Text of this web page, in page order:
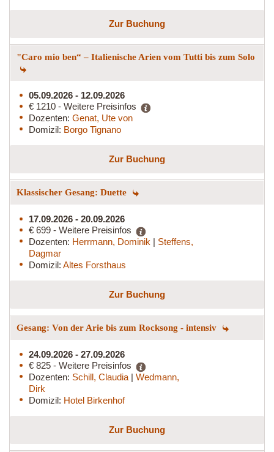
Zur Buchung
"Caro mio ben“ – Italienische Arien vom Tutti bis zum Solo
05.09.2026 - 12.09.2026
€ 1210 - Weitere Preisinfos
Dozenten: Genat, Ute von
Domizil: Borgo Tignano
Zur Buchung
Klassischer Gesang: Duette
17.09.2026 - 20.09.2026
€ 699 - Weitere Preisinfos
Dozenten: Herrmann, Dominik | Steffens,
Dagmar
Domizil: Altes Forsthaus
Zur Buchung
Gesang: Von der Arie bis zum Rocksong - intensiv
24.09.2026 - 27.09.2026
€ 825 - Weitere Preisinfos
Dozenten: Schill, Claudia | Wedmann,
Dirk
Domizil: Hotel Birkenhof
Zur Buchung